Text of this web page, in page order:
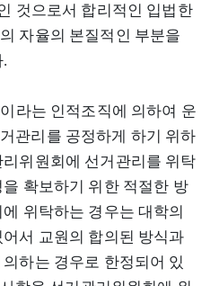
것으로서 합리적인 입법한
자율의 본질적인 부분을
라는 인적조직에 의하여 운
관리를 공정하게 하기 위하
위원회에 선거관리를 위탁
확보하기 위한 적절한 방
위탁하는 경우는 대학의
서 교원의 합의된 방식과
하는 경우로 한정되어 있